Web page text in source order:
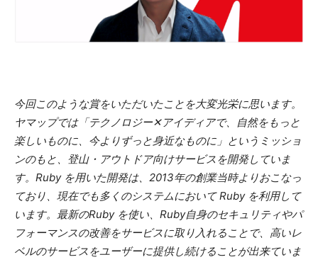
今回このような賞をいただいたことを大変光栄に思います。
ヤマップでは「テクノロジー✕アイディアで、自然をもっと
楽しいものに、今よりずっと身近なものに」というミッショ
ンのもと、登山・アウトドア向けサービスを開発していま
す。Ruby を用いた開発は、2013年の創業当時よりおこなっ
ており、現在でも多くのシステムにおいて Ruby を利用して
います。最新のRuby を使い、Ruby自身のセキュリティやパ
フォーマンスの改善をサービスに取り入れることで、高いレ
ベルのサービスをユーザーに提供し続けることが出来ていま